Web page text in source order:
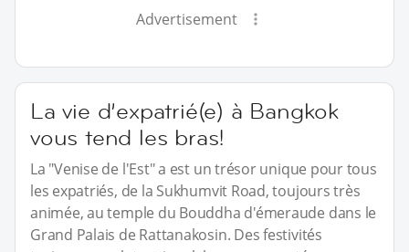
Advertisement
La vie d’expatrié(e) à Bangkok
vous tend les bras!
La "Venise de l'Est" a est un trésor unique pour tous
les expatriés, de la Sukhumvit Road, toujours très
animée, au temple du Bouddha d'émeraude dans le
Grand Palais de Rattanakosin. Des festivités